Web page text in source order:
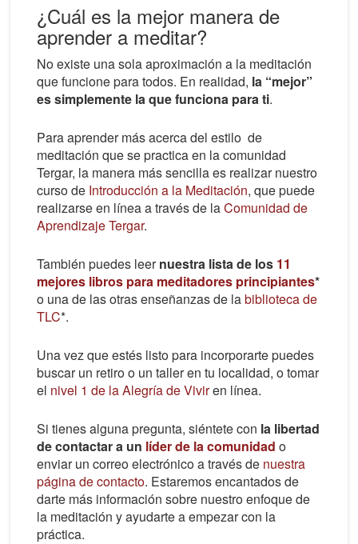
¿Cuál es la mejor manera de
aprender a meditar?
No existe una sola aproximación a la meditación
que funcione para todos. En realidad, la “mejor”
es simplemente la que funciona para ti.
Para aprender más acerca del estilo de
meditación que se practica en la comunidad
Tergar, la manera más sencilla es realizar nuestro
curso de Introducción a la Meditación, que puede
realizarse en línea a través de laComunidad de
Aprendizaje Tergar.
También puedes leernuestra lista de los 11
mejores libros para meditadores principiantes*
o una de las otras enseñanzas de labiblioteca de
TLC*.
Una vez que estés listo para incorporarte puedes
buscar un retiro o un taller en tu localidad, o tomar
el nivel 1 de la Alegría de Viviren línea.
Si tienes alguna pregunta, siéntete con la libertad
de contactar a un líder de la comunidad o
enviar un correo electrónico a través de nuestra
página de contacto. Estaremos encantados de
darte más información sobre nuestro enfoque de
la meditación y ayudarte a empezar con la
práctica.